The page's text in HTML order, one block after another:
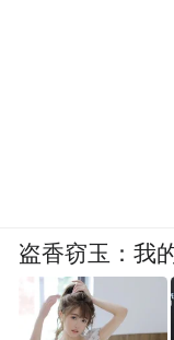
盗香窃玉：我